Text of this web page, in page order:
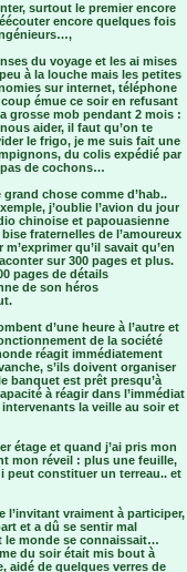
surtout le premier encore
encore quelques fois
du voyage et les ai mises
à la louche mais les petites
sur internet, téléphone
émue ce soir en refusant
grosse mob pendant 2 mois :
aider, il faut qu’on te
le frigo, je me suis fait une
du colis expédié par
pas de cochons…
chose comme d’hab..
j’oublie l’avion du jour
chinoise et papouasienne
fraternelles de l’amoureux
qu’il savait qu’en
sur 300 pages et plus.
pages de détails
de son héros
d’une heure à l’autre et
de la société
réagit immédiatement
s’ils doivent organiser
banquet est prêt presqu’à
à réagir dans l’immédiat
la veille au soir et
étage et quand j’ai pris mon
mon réveil : plus une feuille,
peut constituer un terreau.. et
l’invitant vraiment à participer,
et a dû se sentir mal
le monde se connaissait…
du soir était mis bout à
aidé de quelques verres de